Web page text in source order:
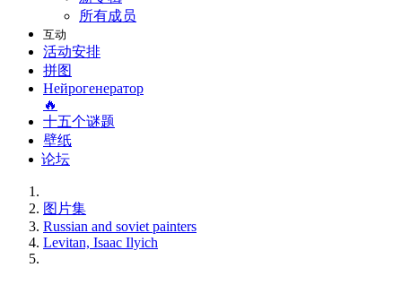
所有成员
互动
活动安排
拼图
Нейрогенератор
🔥
十五个谜题
壁纸
论坛
图片集
Russian and soviet painters
Levitan, Isaac Ilyich